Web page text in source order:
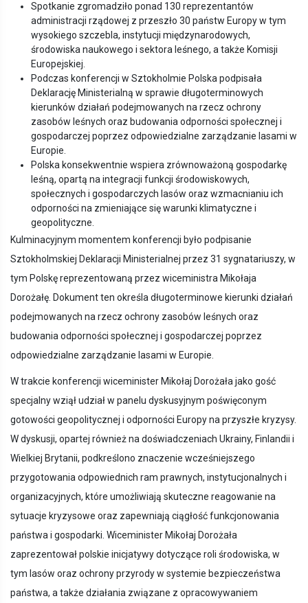
Spotkanie zgromadziło ponad 130 reprezentantów
administracji rządowej z przeszło 30 państw Europy w tym
wysokiego szczebla, instytucji międzynarodowych,
środowiska naukowego i sektora leśnego, a także Komisji
Europejskiej.
Podczas konferencji w Sztokholmie Polska podpisała
Deklarację Ministerialną w sprawie długoterminowych
kierunków działań podejmowanych na rzecz ochrony
zasobów leśnych oraz budowania odporności społecznej i
gospodarczej poprzez odpowiedzialne zarządzanie lasami w
Europie.
Polska konsekwentnie wspiera zrównoważoną gospodarkę
leśną, opartą na integracji funkcji środowiskowych,
społecznych i gospodarczych lasów oraz wzmacnianiu ich
odporności na zmieniające się warunki klimatyczne i
geopolityczne.
Kulminacyjnym momentem konferencji było podpisanie
Sztokholmskiej Deklaracji Ministerialnej przez 31 sygnatariuszy, w
tym Polskę reprezentowaną przez wiceministra Mikołaja
Dorożałę. Dokument ten określa długoterminowe kierunki działań
podejmowanych na rzecz ochrony zasobów leśnych oraz
budowania odporności społecznej i gospodarczej poprzez
odpowiedzialne zarządzanie lasami w Europie.
W trakcie konferencji wiceminister Mikołaj Dorożała jako gość
specjalny wziął udział w panelu dyskusyjnym poświęconym
gotowości geopolitycznej i odporności Europy na przyszłe kryzysy.
W dyskusji, opartej również na doświadczeniach Ukrainy, Finlandii i
Wielkiej Brytanii, podkreślono znaczenie wcześniejszego
przygotowania odpowiednich ram prawnych, instytucjonalnych i
organizacyjnych, które umożliwiają skuteczne reagowanie na
sytuacje kryzysowe oraz zapewniają ciągłość funkcjonowania
państwa i gospodarki. Wiceminister Mikołaj Dorożała
zaprezentował polskie inicjatywy dotyczące roli środowiska, w
tym lasów oraz ochrony przyrody w systemie bezpieczeństwa
państwa, a także działania związane z opracowywaniem